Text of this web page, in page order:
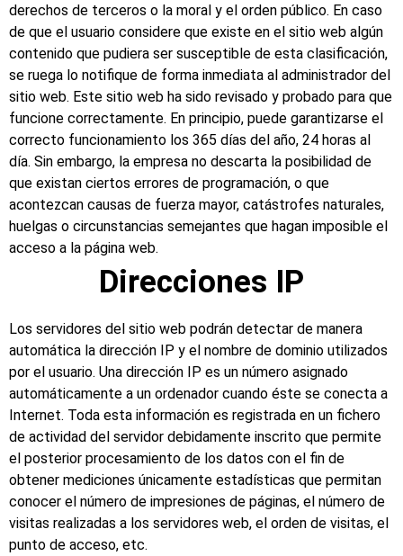
derechos de terceros o la moral y el orden público. En caso
de que el usuario considere que existe en el sitio web algún
contenido que pudiera ser susceptible de esta clasificación,
se ruega lo notifique de forma inmediata al administrador del
sitio web. Este sitio web ha sido revisado y probado para que
funcione correctamente. En principio, puede garantizarse el
correcto funcionamiento los 365 días del año, 24 horas al
día. Sin embargo, la empresa no descarta la posibilidad de
que existan ciertos errores de programación, o que
acontezcan causas de fuerza mayor, catástrofes naturales,
huelgas o circunstancias semejantes que hagan imposible el
acceso a la página web.
Direcciones IP
Los servidores del sitio web podrán detectar de manera
automática la dirección IP y el nombre de dominio utilizados
por el usuario. Una dirección IP es un número asignado
automáticamente a un ordenador cuando éste se conecta a
Internet. Toda esta información es registrada en un fichero
de actividad del servidor debidamente inscrito que permite
el posterior procesamiento de los datos con el fin de
obtener mediciones únicamente estadísticas que permitan
conocer el número de impresiones de páginas, el número de
visitas realizadas a los servidores web, el orden de visitas, el
punto de acceso, etc.